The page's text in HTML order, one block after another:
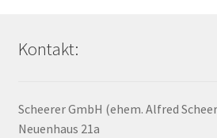
Kontakt:
Scheerer GmbH (ehem. Alfred
Neuenhaus 21a